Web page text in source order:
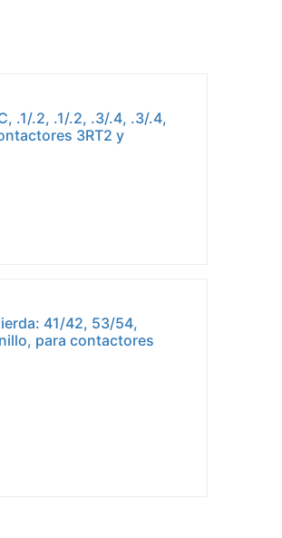
.1/.2, .1/.2, .3/.4, .3/.4,
3RT2 y
41/42, 53/54,
para contactores